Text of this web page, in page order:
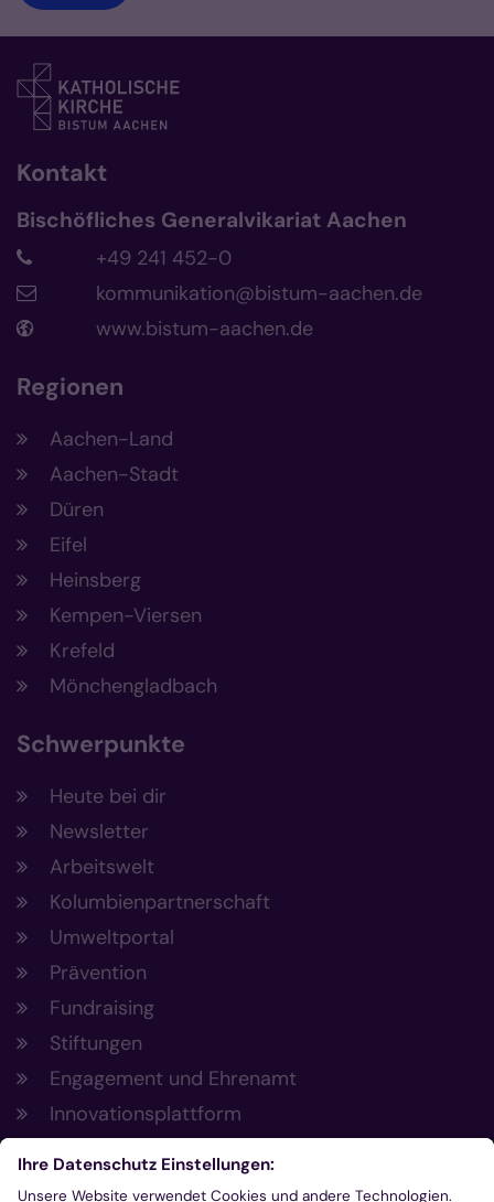
Kontakt
Bischöfliches Generalvikariat Aachen
+49 241 452-0
kommunikation@bistum-aachen.de
www.bistum-aachen.de
Regionen
Aachen-Land
Aachen-Stadt
Düren
Eifel
Heinsberg
Kempen-Viersen
Krefeld
Mönchengladbach
Schwerpunkte
Heute bei dir
Newsletter
Arbeitswelt
Kolumbienpartnerschaft
Umweltportal
Prävention
Fundraising
Stiftungen
Engagement und Ehrenamt
Innovationsplattform
Aus der Plattform